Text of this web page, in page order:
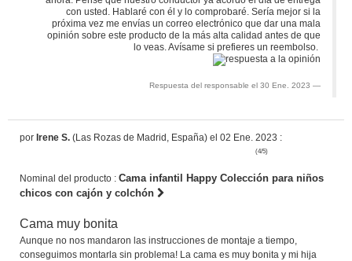
con usted. Hablaré con él y lo comprobaré. Sería mejor si la
próxima vez me envías un correo electrónico que dar una mala
opinión sobre este producto de la más alta calidad antes de que
lo veas. Avísame si prefieres un reembolso.
Respuesta del responsable el 30 Ene. 2023
por Irene S. (Las Rozas de Madrid, España) el 02 Ene. 2023 :
(4/5)
Nominal del producto : Cama infantil Happy Colección para niños
chicos con cajón y colchón
Cama muy bonita
Aunque no nos mandaron las instrucciones de montaje a tiempo,
conseguimos montarla sin problema! La cama es muy bonita y mi hija